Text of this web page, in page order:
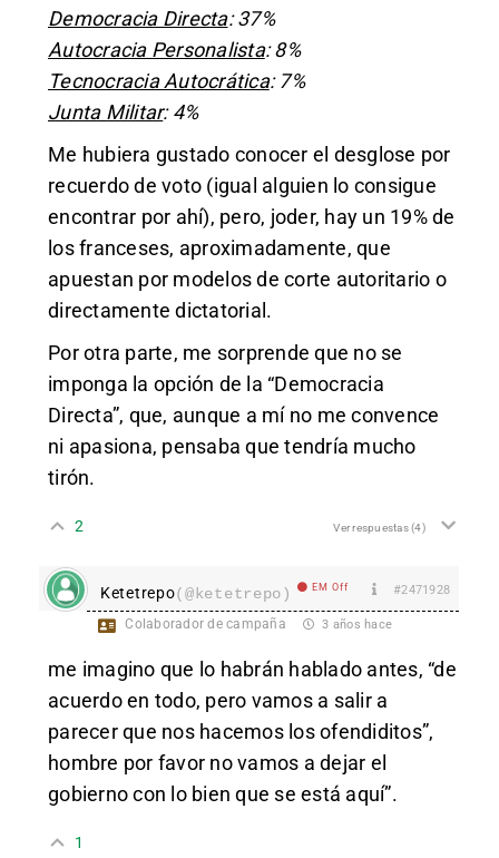
Democracia Directa: 37%
Autocracia Personalista: 8%
Tecnocracia Autocrática: 7%
Junta Militar: 4%
Me hubiera gustado conocer el desglose por
recuerdo de voto (igual alguien lo consigue
encontrar por ahí), pero, joder, hay un 19% de
los franceses, aproximadamente, que
apuestan por modelos de corte autoritario o
directamente dictatorial.
Por otra parte, me sorprende que no se
imponga la opción de la “Democracia
Directa”, que, aunque a mí no me convence
ni apasiona, pensaba que tendría mucho
tirón.
2 Ver respuestas(4)
Ketetrepo(@ketetrepo) EM Off #2471928
Colaborador de campaña 3 años hace
me imagino que lo habrán hablado antes, “de
acuerdo en todo, pero vamos a salir a
parecer que nos hacemos los ofendiditos”,
hombre por favor no vamos a dejar el
gobierno con lo bien que se está aquí”.
1